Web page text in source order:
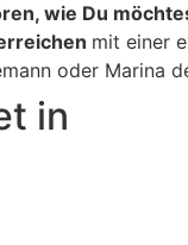
wie Du
mit einer
oder Marina
in